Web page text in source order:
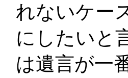
れないケー
にしたいと
は遺言が一